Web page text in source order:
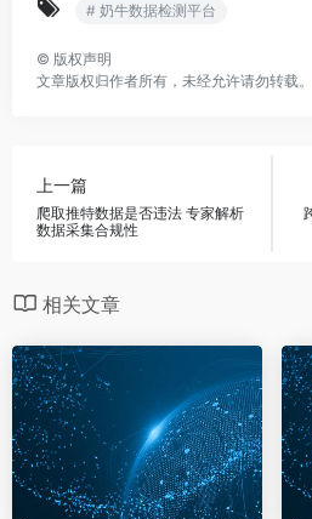
# 奶牛数据检测平台
© 版权声明
文章版权归作者所有，未经允许请勿转载。
上一篇
爬取推特数据是否违法 专家解析
数据采集合规性
相关文章